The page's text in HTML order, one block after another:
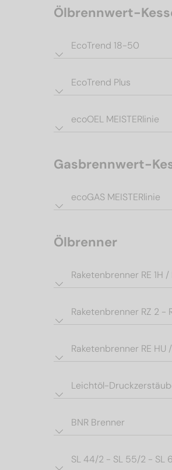
Ölbrennwert-
EcoTrend 18-50
EcoTrend Plus
ecoOEL MEISTERlinie
Gasbrennwert-
ecoGAS MEISTERlinie
Ölbrenner
Raketenbrenner RE 1H /
Raketenbrenner RZ 2 -
Raketenbrenner RE HU
Leichtöl-
BNR Brenner
SL 44/2 - SL 55/2 - SL